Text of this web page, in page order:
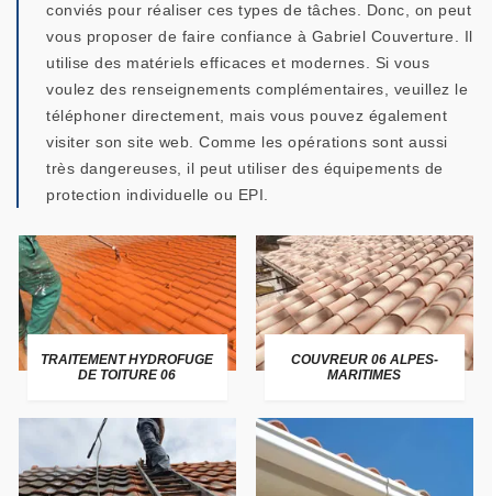
conviés pour réaliser ces types de tâches. Donc, on peut
vous proposer de faire confiance à Gabriel Couverture. Il
utilise des matériels efficaces et modernes. Si vous
voulez des renseignements complémentaires, veuillez le
téléphoner directement, mais vous pouvez également
visiter son site web. Comme les opérations sont aussi
très dangereuses, il peut utiliser des équipements de
protection individuelle ou EPI.
TRAITEMENT HYDROFUGE
DE TOITURE 06
COUVREUR 06 ALPES-
MARITIMES